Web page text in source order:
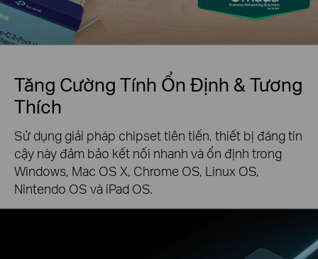
Tăng Cường Tính Ổn Định & Tương
Thích
Sử dụng giải pháp chipset tiên tiến, thiết bị đáng tin
cậy này đảm bảo kết nối nhanh và ổn định trong
Windows, Mac OS X, Chrome OS, Linux OS,
Nintendo OS và iPad OS.